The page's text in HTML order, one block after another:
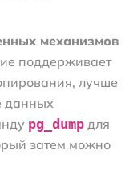
механизмов
поддерживает
лучше
данных
pg_dump для
затем можно